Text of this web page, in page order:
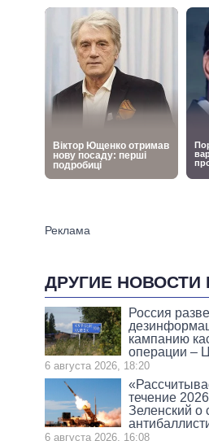
ДРУГИЕ НОВОСТИ
Россия
кампанию
операции –
6 августа 2026, 18:20
течение
Зеленский о
6 августа 2026, 16:08